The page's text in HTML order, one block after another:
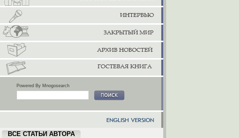
Powered By Mnogosearch
ВСЕ СТАТЬИ АВТОРА